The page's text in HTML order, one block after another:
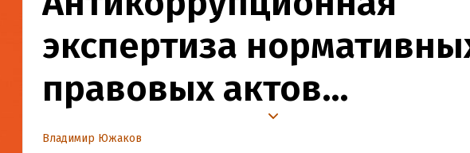
экспертиза
правовых актов
и проектов нормативных
Владимир Южаков